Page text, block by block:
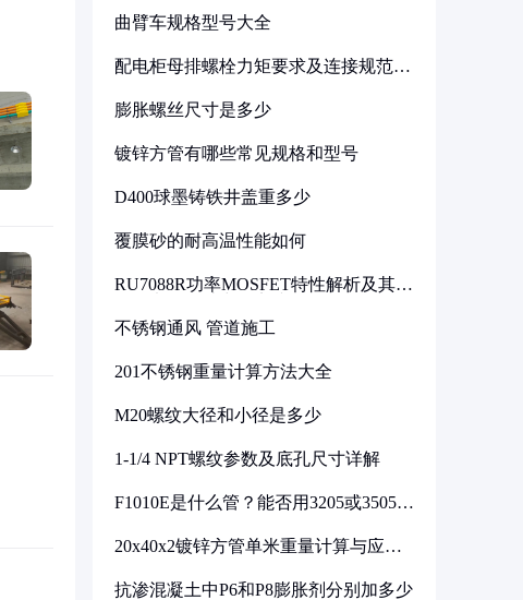
曲臂车规格型号大全
配电柜母排螺栓力矩要求及连接规范详
膨胀螺丝尺寸是多少
镀锌方管有哪些常见规格和型号
D400球墨铸铁井盖重多少
覆膜砂的耐高温性能如何
RU7088R功率MOSFET特性解析及其在
不锈钢通风 管道施工
201不锈钢重量计算方法大全
M20螺纹大径和小径是多少
1-1/4 NPT螺纹参数及底孔尺寸详解
F1010E是什么管？能否用3205或3505代
20x40x2镀锌方管单米重量计算与应用
抗渗混凝土中P6和P8膨胀剂分别加多少